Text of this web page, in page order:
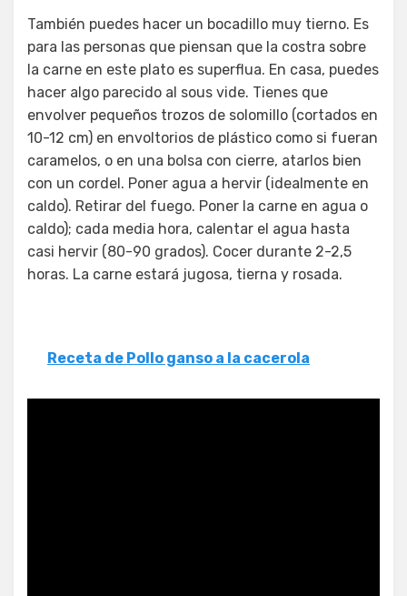
También puedes hacer un bocadillo muy tierno. Es
para las personas que piensan que la costra sobre
la carne en este plato es superflua. En casa, puedes
hacer algo parecido al sous vide. Tienes que
envolver pequeños trozos de solomillo (cortados en
10-12 cm) en envoltorios de plástico como si fueran
caramelos, o en una bolsa con cierre, atarlos bien
con un cordel. Poner agua a hervir (idealmente en
caldo). Retirar del fuego. Poner la carne en agua o
caldo); cada media hora, calentar el agua hasta
casi hervir (80-90 grados). Cocer durante 2-2,5
horas. La carne estará jugosa, tierna y rosada.
Receta de Pollo ganso a la cacerola